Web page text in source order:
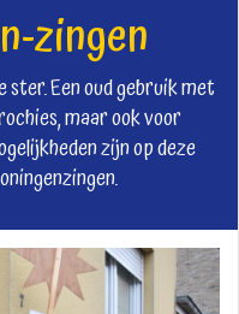
zingen
ster. Een oud gebruik met
maar ook voor
zijn op deze